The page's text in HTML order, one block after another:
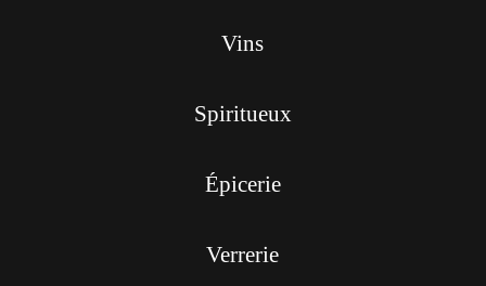
Vins
Spiritueux
Épicerie
Verrerie